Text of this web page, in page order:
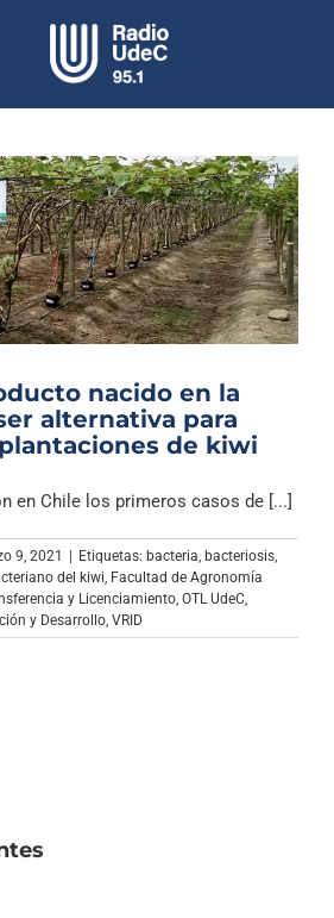
Radio UdeC en vivo
Somos
Programación
Podcast
Noticias
Columnas
Música Clásica
Especiales
Sonoro
nacido en la
alternativa para
de kiwi
en Chile los primeros casos de [...]
9, 2021 | Etiquetas: bacteria bacteriosis
del kiwi Facultad de Agronomía
y Licenciamiento OTL UdeC
y Desarrollo VRID